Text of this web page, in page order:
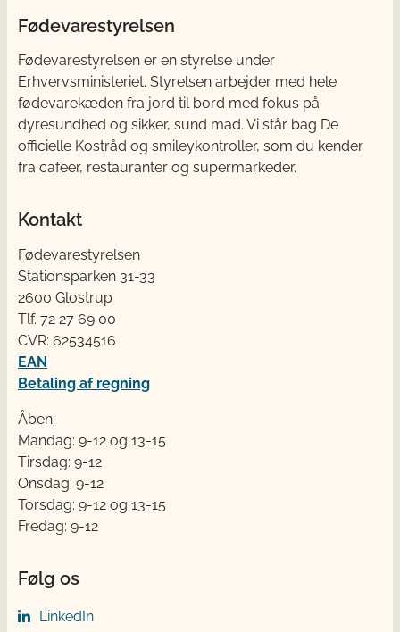
Fødevarestyrelsen
Fødevarestyrelsen er en styrelse under
Erhvervsministeriet. Styrelsen arbejder med hele
fødevarekæden fra jord til bord med fokus på
dyresundhed og sikker, sund mad. Vi står bag De
officielle Kostråd og smileykontroller, som du kender
fra cafeer, restauranter og supermarkeder.
Kontakt
Fødevarestyrelsen
Stationsparken 31-33
2600 Glostrup
Tlf. 72 2​​​7 69 00
CVR: 62534516
EAN
Betaling af regning
Åben:
Mandag: 9-12 og 13-15
Tirsdag: 9-12
Onsdag: 9-12
Torsdag: 9-12 og 13-15
Fredag: 9-12
Følg os
LinkedIn